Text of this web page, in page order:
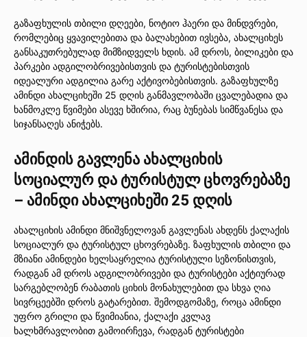
გაზაფხულის თბილი დღეები, ნოტიო ჰაერი და მინდვრები,
რომლებიც ყვავილებითა და ბალახებით ივსება, ახალციხეს
განსაკუთრებულად მიმზიდველს ხდის. ამ დროს, ბილიკები და
პარკები ადგილობრივებისთვის და ტურისტებისთვის
იდეალური ადგილია გარე აქტივობებისთვის. გაზაფხულზე
ამინდი ახალციხეში 25 დღის განმავლობაში ცვალებადია და
ხანმოკლე წვიმები ასევე ხშირია, რაც ბუნებას სიმწვანესა და
სიჯანსაღეს ანიჭებს.
ამინდის გავლენა ახალციხის
სოციალურ და ტურისტულ ცხოვრებაზე
– ამინდი ახალციხეში 25 დღის
ახალციხის ამინდი მნიშვნელოვან გავლენას ახდენს ქალაქის
სოციალურ და ტურისტულ ცხოვრებაზე. ზაფხულის თბილი და
მზიანი ამინდები ხელსაყრელია ტურისტული სეზონისთვის,
რადგან ამ დროს ადგილობრივები და ტურისტები აქტიურად
სარგებლობენ რაბათის ციხის მონახულებით და სხვა ღია
სივრცეებში დროს გატარებით. შემოდგომაზე, როცა ამინდი
უფრო გრილი და წვიმიანია, ქალაქი კვლავ
ხალხმრავლობით გამოირჩევა, რადგან ტურისტები